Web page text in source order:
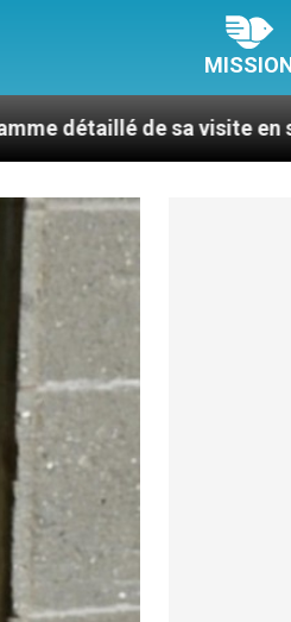
visite en septembre – 7